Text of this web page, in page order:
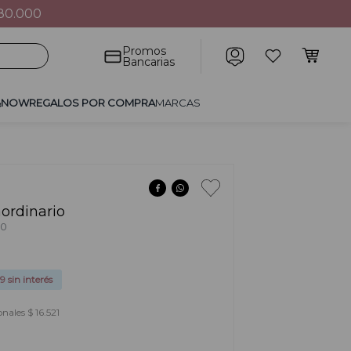
Promos
Bancarias
REGALOS POR COMPRAMARCAS
sin interés
$ 16.521